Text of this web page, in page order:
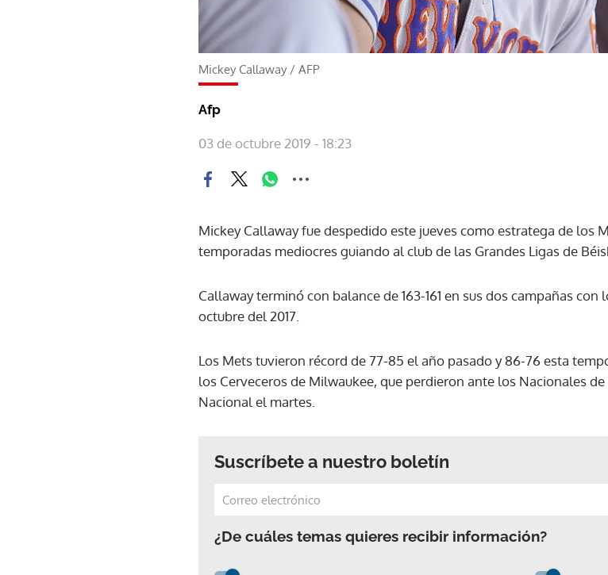
Mickey Callaway/ AFP
Afp
03 de octubre 2019 - 18:23
Mickey Callaway fue despedido este jueves como estratega de los
temporadas mediocres guiando al club de las Grandes Ligas de
Callaway terminó con balance de 163-161 en sus dos campañas
octubre del 2017.
Los Mets tuvieron récord de 77-85 el año pasado y 86-76 esta
los Cerveceros de Milwaukee, que perdieron ante los Nacionales
Nacional el martes.
Suscríbete a nuestro boletín
¿De cuáles temas quieres recibir información?